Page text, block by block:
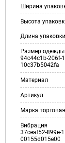
Ширина
Высота
Длина упаковки
Размер одежды
94c44c1b-206f-
10c37b5042fa
Материал
Артикул
Марка торговая
Вибрация
37ceaf52-899e-
00155d015e00